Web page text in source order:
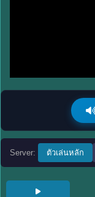
Server: ตัวเล่นหลัก